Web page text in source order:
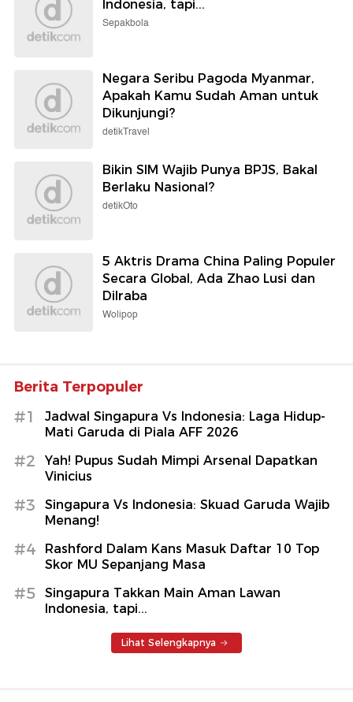
Indonesia, tapi...
Sepakbola
Negara Seribu Pagoda Myanmar,
Apakah Kamu Sudah Aman untuk
Dikunjungi?
detikTravel
Bikin SIM Wajib Punya BPJS, Bakal
Berlaku Nasional?
detikOto
5 Aktris Drama China Paling Populer
Secara Global, Ada Zhao Lusi dan
Dilraba
Wolipop
Berita Terpopuler
#1
Jadwal Singapura Vs Indonesia: Laga Hidup-
Mati Garuda di Piala AFF 2026
#2
Yah! Pupus Sudah Mimpi Arsenal Dapatkan
Vinicius
#3
Singapura Vs Indonesia: Skuad Garuda Wajib
Menang!
#4
Rashford Dalam Kans Masuk Daftar 10 Top
Skor MU Sepanjang Masa
#5
Singapura Takkan Main Aman Lawan
Indonesia, tapi...
Lihat Selengkapnya